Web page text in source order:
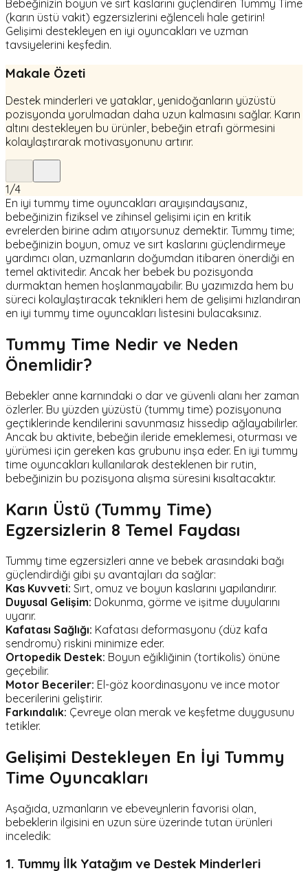
Bebeğinizin boyun ve sırt kaslarını güçlendiren Tummy Time
(karın üstü vakit) egzersizlerini eğlenceli hale getirin!
Gelişimi destekleyen en iyi oyuncakları ve uzman
tavsiyelerini keşfedin.
Makale Özeti
Destek minderleri ve yataklar, yenidoğanların yüzüstü
pozisyonda yorulmadan daha uzun kalmasını sağlar. Karın
altını destekleyen bu ürünler, bebeğin etrafı görmesini
kolaylaştırarak motivasyonunu artırır.
1/4
En iyi tummy time oyuncakları arayışındaysanız,
bebeğinizin fiziksel ve zihinsel gelişimi için en kritik
evrelerden birine adım atıyorsunuz demektir. Tummy time;
bebeğinizin boyun, omuz ve sırt kaslarını güçlendirmeye
yardımcı olan, uzmanların doğumdan itibaren önerdiği en
temel aktivitedir. Ancak her bebek bu pozisyonda
durmaktan hemen hoşlanmayabilir. Bu yazımızda hem bu
süreci kolaylaştıracak teknikleri hem de gelişimi hızlandıran
en iyi tummy time oyuncakları listesini bulacaksınız.
Tummy Time Nedir ve Neden
Önemlidir?
Bebekler anne karnındaki o dar ve güvenli alanı her zaman
özlerler. Bu yüzden yüzüstü (tummy time) pozisyonuna
geçtiklerinde kendilerini savunmasız hissedip ağlayabilirler.
Ancak bu aktivite, bebeğin ileride emeklemesi, oturması ve
yürümesi için gereken kas grubunu inşa eder. En iyi tummy
time oyuncakları kullanılarak desteklenen bir rutin,
bebeğinizin bu pozisyona alışma süresini kısaltacaktır.
Karın Üstü (Tummy Time)
Egzersizlerin 8 Temel Faydası
Tummy time egzersizleri anne ve bebek arasındaki bağı
güçlendirdiği gibi şu avantajları da sağlar:
Kas Kuvveti: Sırt, omuz ve boyun kaslarını yapılandırır.
Duyusal Gelişim: Dokunma, görme ve işitme duyularını
uyarır.
Kafatası Sağlığı: Kafatası deformasyonu (düz kafa
sendromu) riskini minimize eder.
Ortopedik Destek: Boyun eğikliğinin (tortikolis) önüne
geçebilir.
Motor Beceriler: El-göz koordinasyonu ve ince motor
becerilerini geliştirir.
Farkındalık: Çevreye olan merak ve keşfetme duygusunu
tetikler.
Gelişimi Destekleyen En İyi Tummy
Time Oyuncakları
Aşağıda, uzmanların ve ebeveynlerin favorisi olan,
bebeklerin ilgisini en uzun süre üzerinde tutan ürünleri
inceledik:
1. Tummy İlk Yatağım ve Destek Minderleri